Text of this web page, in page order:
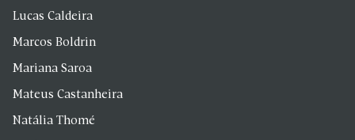
Lucas Caldeira
Marcos Boldrin
Mariana Saroa
Mateus Castanheira
Natália Thomé